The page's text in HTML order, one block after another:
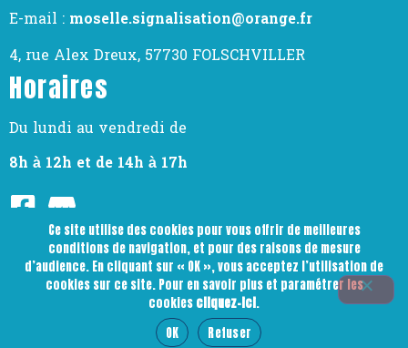
E-mail : moselle.signalisation@orange.fr
4, rue Alex Dreux, 57730 FOLSCHVILLER
Horaires
Du lundi au vendredi de
8h à 12h et de 14h à 17h
Plan du site
Mentions légales & politique de confidentialité
Ce site utilise des cookies pour vous offrir de meilleures
conditions de navigation, et pour des raisons de mesure
d’audience. En cliquant sur « OK », vous acceptez l’utilisation de
cookies sur ce site. Pour en savoir plus et paramétrer les
cookies cliquez-ici.
OK
Refuser